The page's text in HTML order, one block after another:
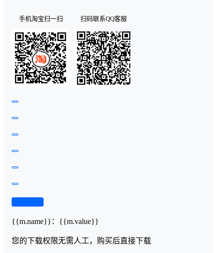
手机淘宝扫一扫 扫码联系QQ客服
{{m.name}} ： {{m.value}}
您的下载权限无需人工，购买后直接下载